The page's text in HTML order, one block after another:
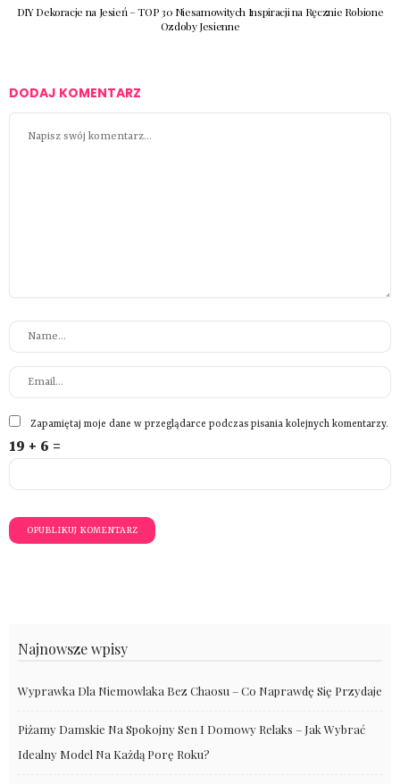
DIY Dekoracje na Jesień – TOP 30 Niesamowitych Inspiracji na Ręcznie Robione
Ozdoby Jesienne
DODAJ KOMENTARZ
Zapamiętaj moje dane w przeglądarce podczas pisania kolejnych komentarzy.
19 + 6 =
Najnowsze wpisy
Wyprawka Dla Niemowlaka Bez Chaosu – Co Naprawdę Się Przydaje
Piżamy Damskie Na Spokojny Sen I Domowy Relaks – Jak Wybrać
Idealny Model Na Każdą Porę Roku?